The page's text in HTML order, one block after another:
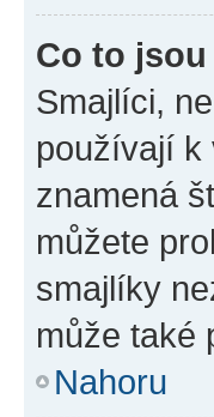
Co to
Smajlíci,
používají k
znamená
můžete
smajlíky
může také
Nahoru